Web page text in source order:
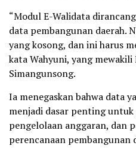
“Modul E-Walidata
data pembangunan daerah.
yang kosong, dan ini harus
kata Wahyuni, yang
Simangunsong.
Ia menegaskan bahwa data
menjadi dasar penting
pengelolaan anggaran, dan
perencanaan pembangunan